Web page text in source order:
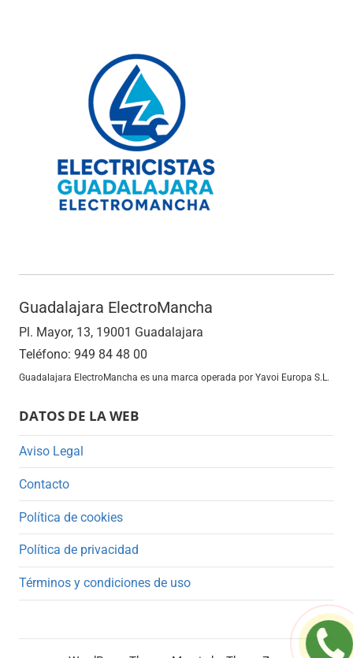
Guadalajara ElectroMancha
Pl. Mayor, 13, 19001 Guadalajara
Teléfono: 949 84 48 00
Guadalajara ElectroMancha es una marca operada por Yavoi Europa S.L.
DATOS DE LA WEB
Aviso Legal
Contacto
Política de cookies
Política de privacidad
Términos y condiciones de uso